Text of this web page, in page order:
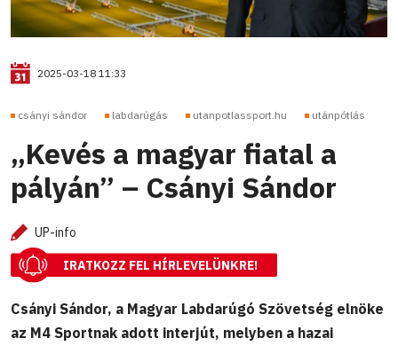
2025-03-18 11:33
csányi sándor labdarúgás utanpotlassport.hu utánpótlás
„Kevés a magyar fiatal a
pályán” – Csányi Sándor
UP-info
IRATKOZZ FEL HÍRLEVELÜNKRE!
Csányi Sándor, a Magyar Labdarúgó Szövetség elnöke
az M4 Sportnak adott interjút, melyben a hazai